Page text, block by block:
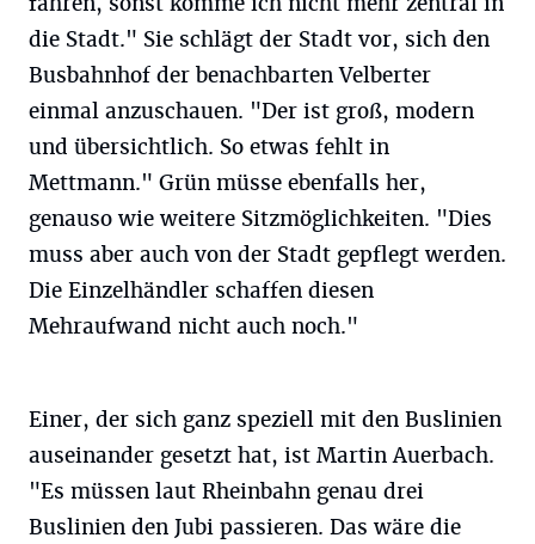
die Stadt." Sie schlägt der Stadt vor, sich den
Busbahnhof der benachbarten Velberter
einmal anzuschauen. "Der ist groß, modern
und übersichtlich. So etwas fehlt in
Mettmann." Grün müsse ebenfalls her,
genauso wie weitere Sitzmöglichkeiten. "Dies
muss aber auch von der Stadt gepflegt werden.
Die Einzelhändler schaffen diesen
Mehraufwand nicht auch noch."
Einer, der sich ganz speziell mit den Buslinien
auseinander gesetzt hat, ist Martin Auerbach.
"Es müssen laut Rheinbahn genau drei
Buslinien den Jubi passieren. Das wäre die